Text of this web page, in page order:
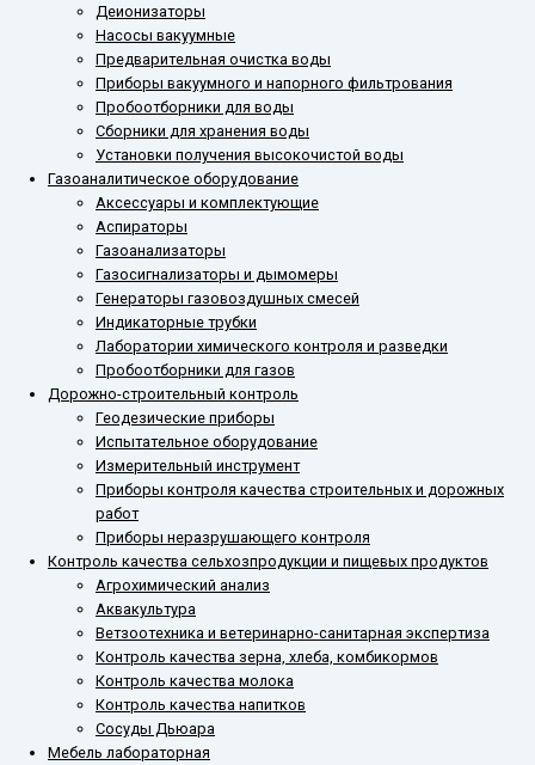
Деионизаторы
Насосы вакуумные
Предварительная очистка воды
Приборы вакуумного и напорного фильтрования
Пробоотборники для воды
Сборники для хранения воды
Установки получения высокочистой воды
Газоаналитическое оборудование
Аксессуары и комплектующие
Аспираторы
Газоанализаторы
Газосигнализаторы и дымомеры
Генераторы газовоздушных смесей
Индикаторные трубки
Лаборатории химического контроля и разведки
Пробоотборники для газов
Дорожно-строительный контроль
Геодезические приборы
Испытательное оборудование
Измерительный инструмент
Приборы контроля качества строительных и дорожных
работ
Приборы неразрушающего контроля
Контроль качества сельхозпродукции и пищевых продуктов
Агрохимический анализ
Аквакультура
Ветзоотехника и ветеринарно-санитарная экспертиза
Контроль качества зерна, хлеба, комбикормов
Контроль качества молока
Контроль качества напитков
Сосуды Дьюара
Мебель лабораторная